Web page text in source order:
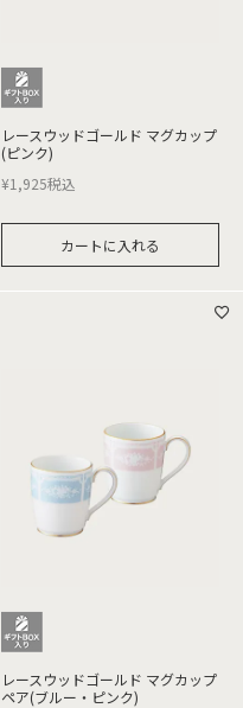
レースウッドゴールド マグカップ
(ピンク)
¥1,925税込
カートに入れる
レースウッドゴールド マグカップ
ペア(ブルー・ピンク)